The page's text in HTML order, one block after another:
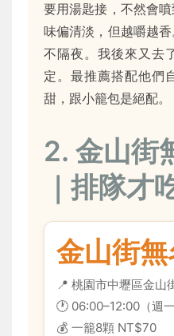
要用湯匙接，不然會
味偏清淡，但越嚼越
不隔夜。我後來又去
定。最推薦搭配他們
甜，跟小籠包是絕配。
2. 金山街
｜排隊才
金山街
📍 桃園市中壢區金山
🕐 06:00–12:00（週一
💰 一籠8顆 NT$70